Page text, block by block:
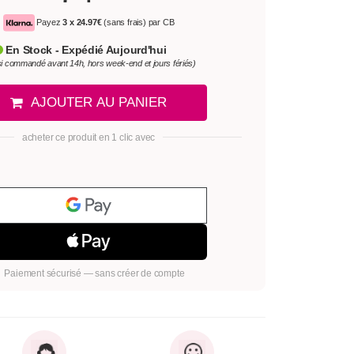
Payez3 x 24.97€(sans frais) par CB
En Stock - Expédié Aujourd'hui
commandé avant 14h, hors week-end et jours fériés)
AJOUTER AU PANIER
acheter ce produit en 1 clic avec
Paiement sécurisé — sans créer de compte